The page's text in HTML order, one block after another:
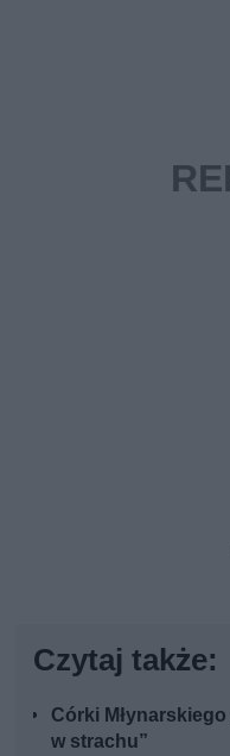
Czytaj także:
Córki
w strachu”